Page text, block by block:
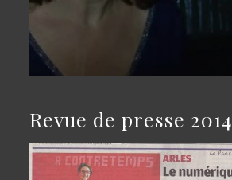
Revue de presse 2014